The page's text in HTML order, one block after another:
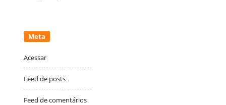
Meta
Acessar
Feed de posts
Feed de comentários